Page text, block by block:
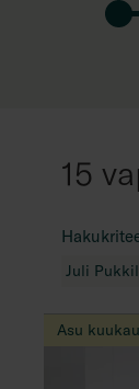
15
Juli
Asu